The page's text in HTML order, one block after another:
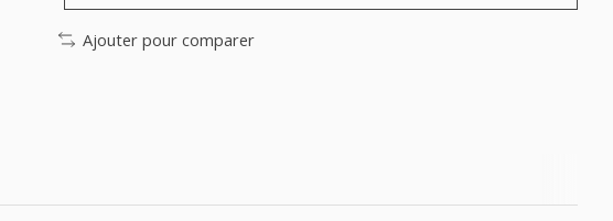
Ajouter pour comparer